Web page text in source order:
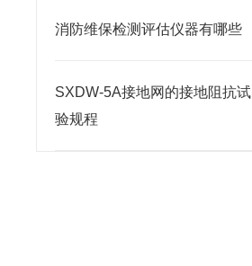
消防维保检测评估仪器有哪些
SXDW-5A接地网的接地阻抗试
验规程